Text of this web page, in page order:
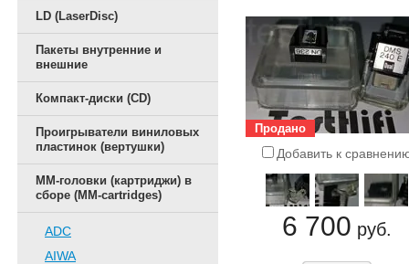
LD (LaserDisc)
Пакеты внутренние и
внешние
Компакт-диски (CD)
Проигрыватели виниловых
пластинок (вертушки)
ММ-головки (картриджи) в
сборе (MM-cartridges)
ADC
AIWA
Продано
Добавить к
6 700 руб.